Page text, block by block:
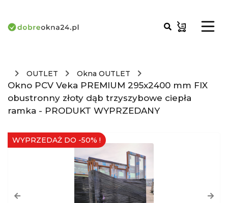
OUTLET Okna OUTLET
Okno PCV Veka PREMIUM 295x2400 mm FIX
obustronny złoty dąb trzyszybowe ciepła
ramka - PRODUKT WYPRZEDANY
WYPRZEDAŻ DO -50% !